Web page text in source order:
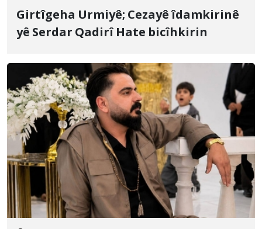
Girtîgeha Urmiyê; Cezayê îdamkirinê
yê Serdar Qadirî Hate bicîhkirin